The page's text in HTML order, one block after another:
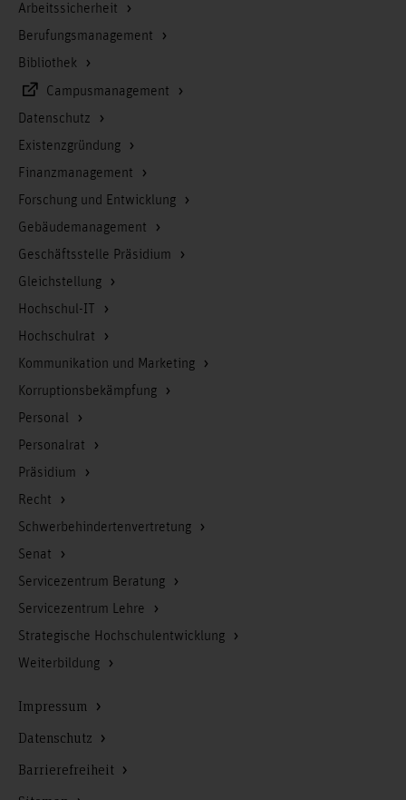
Arbeitssicherheit
Berufungsmanagement
Bibliothek
Campusmanagement
Datenschutz
Existenzgründung
Finanzmanagement
Forschung und Entwicklung
Gebäudemanagement
Geschäftsstelle Präsidium
Gleichstellung
Hochschul-IT
Hochschulrat
Kommunikation und Marketing
Korruptionsbekämpfung
Personal
Personalrat
Präsidium
Recht
Schwerbehindertenvertretung
Senat
Servicezentrum Beratung
Servicezentrum Lehre
Strategische Hochschulentwicklung
Weiterbildung
Impressum
Datenschutz
Barrierefreiheit